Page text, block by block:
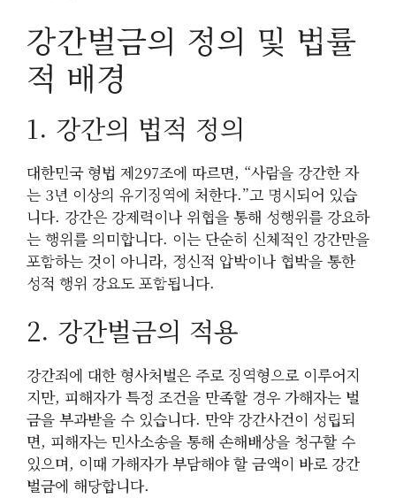
강간벌금의 정의 및 법률
적 배경
1. 강간의 법적 정의
대한민국 형법 제297조에 따르면, “사람을 강간한 자
는 3년 이상의 유기징역에 처한다.”고 명시되어 있습
니다. 강간은 강제력이나 위협을 통해 성행위를 강요하
는 행위를 의미합니다. 이는 단순히 신체적인 강간만을
포함하는 것이 아니라, 정신적 압박이나 협박을 통한
성적 행위 강요도 포함됩니다.
2. 강간벌금의 적용
강간죄에 대한 형사처벌은 주로 징역형으로 이루어지
지만, 피해자가 특정 조건을 만족할 경우 가해자는 벌
금을 부과받을 수 있습니다. 만약 강간사건이 성립되
면, 피해자는 민사소송을 통해 손해배상을 청구할 수
있으며, 이때 가해자가 부담해야 할 금액이 바로 강간
벌금에 해당합니다.